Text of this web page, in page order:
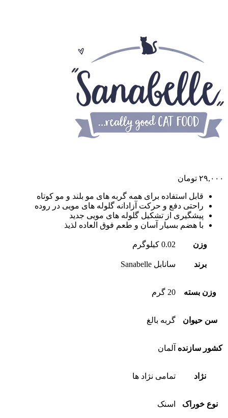
۲۹,۰۰۰ تومان
قابل استفاده برای همه گربه های مو بلند و مو کوتاه
راحتی دفع و حرکت آزادانه گلوله های مویی در روده
پیشگیری از تشکیل گلوله های مویی جدید
با هضم بسیار آسان و طعم فوق العاده لذیذ
وزن 0.02 کیلوگرم
برند سانابل Sanabelle
وزن بسته 20 گرم
سن حیوان گربه بالغ
کشور سازنده آلمان
نژاد تمامی نژاد ها
نوع خوراک اسنک